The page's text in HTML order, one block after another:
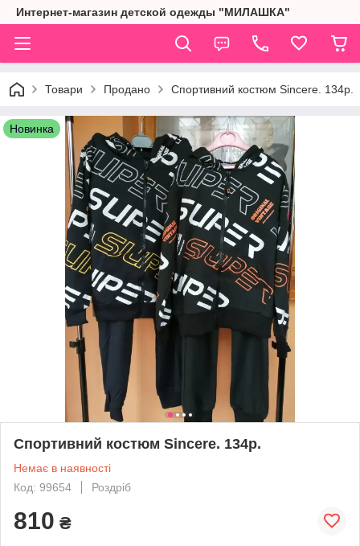
Интернет-магазин детской одежды "МИЛАШКА"
Товари Продано Спортивний костюм Sincere. 134р.
Новинка
Спортивний костюм Sincere. 134р.
Немає в наявності
Код: 99654
Роздріб
810 ₴